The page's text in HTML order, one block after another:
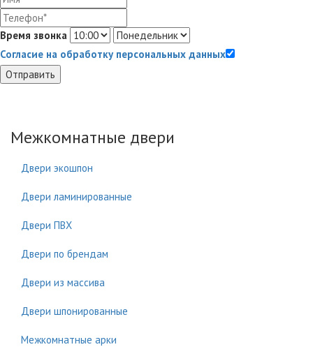
Время звонка
Согласие на обработку персональных данных
Отправить
Межкомнатные двери
Двери экошпон
Двери ламинированные
Двери ПВХ
Двери по брендам
Двери из массива
Двери шпонированные
Межкомнатные арки